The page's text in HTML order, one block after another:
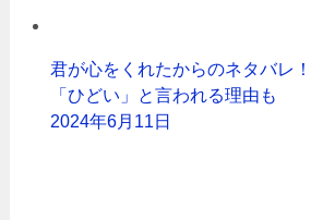
君が心をくれたからのネタバレ
「ひどい」と言われる理由も
2024年6月11日